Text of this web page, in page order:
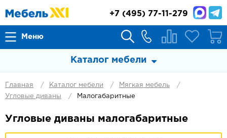
Меню
+7 (495) 77-11-279
Каталог мебели
Главная Каталог мебели
Мягкая мебель
Угловые диваны
Малогабаритные
Угловые диваны малогабаритные